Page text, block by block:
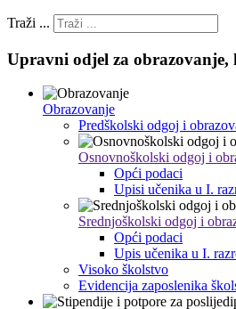
Traži ...
Upravni odjel za
Obrazovanje
Predškolski odgoj i
Osnovnoškolski odgoj i
Opći podaci
Upisi učenika u I.
Srednjoškolski odgoj i
Opći podaci
Upis učenika u I.
Visoko školstvo
Evidencija zaposlenika